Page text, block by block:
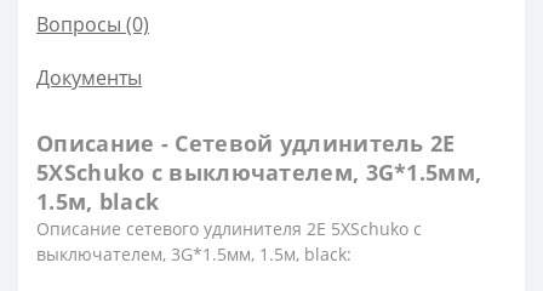
Вопросы (0)
Документы
Описание - Сетевой удлинитель 2E
5XSchuko с выключателем, 3G*1.5мм,
1.5м, black
Описание сетевого удлинителя 2E 5XSchuko с
выключателем, 3G*1.5мм, 1.5м, black: